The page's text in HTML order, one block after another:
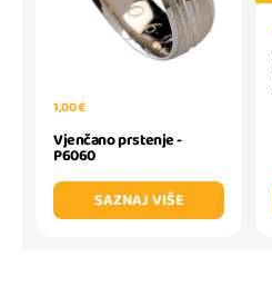
1,00 €
Vjenčano prstenje -
P6060
SAZNAJ VIŠE